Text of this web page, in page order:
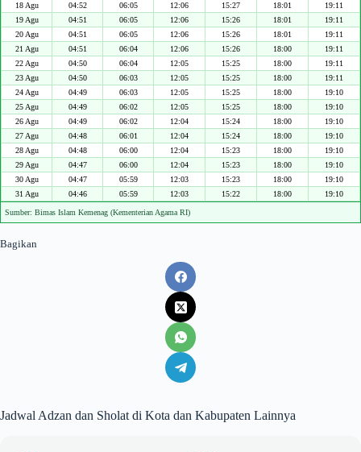
18 Agu
04:52 06:05 12:06 15:27 18:01
19:11
19 Agu
04:51 06:05 12:06 15:26 18:01
19:11
20 Agu
04:51 06:05 12:06 15:26 18:01
19:11
21 Agu
04:51 06:04 12:06 15:26 18:00
19:11
22 Agu
04:50 06:04 12:05 15:25 18:00
19:11
23 Agu
04:50 06:03 12:05 15:25 18:00
19:11
24 Agu
04:49 06:03 12:05 15:25 18:00
19:10
25 Agu
04:49 06:02 12:05 15:25 18:00
19:10
26 Agu
04:49 06:02 12:04 15:24 18:00
19:10
27 Agu
04:48 06:01 12:04 15:24 18:00
19:10
28 Agu
04:48 06:00 12:04 15:23 18:00
19:10
29 Agu
04:47 06:00 12:04 15:23 18:00
19:10
30 Agu
04:47 05:59 12:03 15:23 18:00
19:10
31 Agu
04:46 05:59 12:03 15:22 18:00 19:10
Sumber: Bimas Islam Kemenag (Kementerian Agama RI)
Bagikan
Jadwal Adzan dan Sholat di Kota dan Kabupaten Lainnya